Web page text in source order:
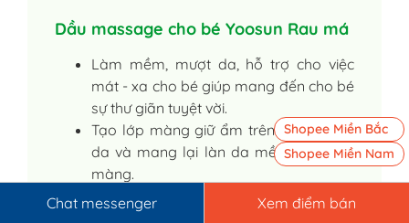
Dầu massage cho bé Yoosun Rau má
Làm mềm, mượt da, hỗ trợ cho việc
mát - xa cho bé giúp mang đến cho bé
sự thư giãn tuyệt vời.
Tạo lớp màng giữ ẩm trên da, bảo vệ
da và mang lại làn da mềm mại, mịn
màng.
Làm sạch, dưỡng ẩm giúp làm mát,
dịu da, sử dụng được trong trường hợp
Chat messenger Xem điểm bán
Shopee Miền Bắc
Shopee Miền Nam